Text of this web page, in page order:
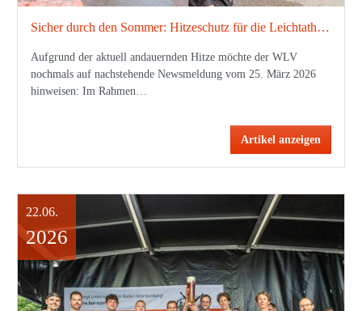
Sicher durch den Sommer: Hitzeschutz für die Leichtathletik-Praxis
Aufgrund der aktuell andauernden Hitze möchte der WLV
nochmals auf nachstehende Newsmeldung vom 25. März 2026
hinweisen: Im Rahmen…
Artikel anzeigen
22.06.
2026